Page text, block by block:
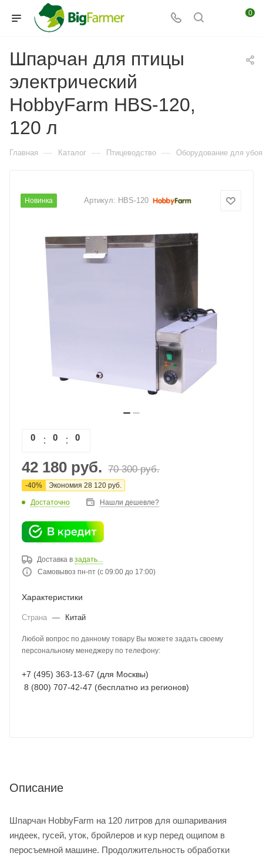
0
Шпарчан для птицы
электрический
HobbyFarm HBS-120,
120 л
Главная — Каталог — Птицеводство — Оборудование для
Новинка Артикул: HBS-120
0 0 0
42 180 руб. 70 300руб.
-40% Экономия 28 120 руб.
Достаточно Нашли дешевле?
Доставка в задать...
Самовывоз пн-пт (с 09:00 до 17:00)
Характеристики
Страна — Китай
Любой вопрос по данному товару Вы можете задать своему
персональному менеджеру по телефону:
+7 (495) 363-13-67 (для Москвы)
8 (800) 707-42-47 (бесплатно из регионов)
Описание
Шпарчан HobbyFarm на 120 литров для ошпаривания
индеек, гусей, уток, бройлеров и кур перед ощипом в
перосъемной машине. Продолжительность обработки